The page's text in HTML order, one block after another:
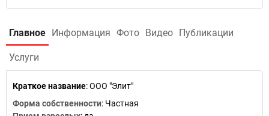
Главное Информация Фото Видео Публикации
Услуги
Краткое название:ООО "Элит"
Форма собственности: Частная